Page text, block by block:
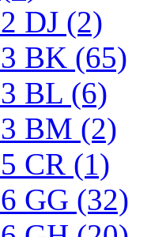
DJ (2)
BK (65)
BL (6)
BM (2)
CR (1)
GG (32)